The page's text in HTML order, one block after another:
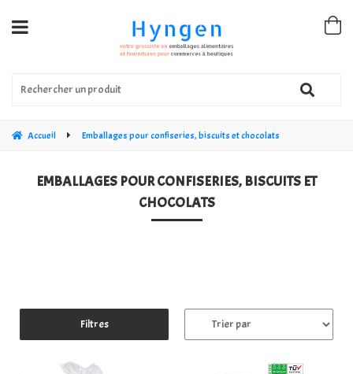
Accueil Emballages pour confiseries, biscuits et chocolats
EMBALLAGES POUR CONFISERIES, BISCUITS ET
CHOCOLATS
Filtres